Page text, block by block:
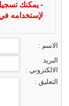
- يمكنك
لإستخدامه
الاسم :
البريد
الالكتروني :
التعليق :